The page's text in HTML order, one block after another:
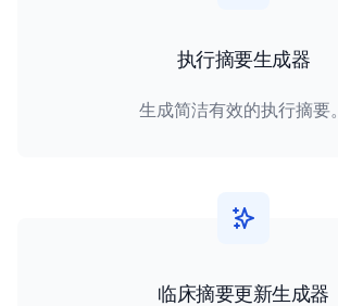
执行摘要生成器
生成简洁有效的执行摘要。
临床摘要更新生成器